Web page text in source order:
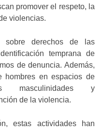
promover el respeto, la
violencias.
sobre derechos de las
temprana de
de denuncia. Además,
hombres en espacios de
masculinidades y
de la violencia.
estas actividades han